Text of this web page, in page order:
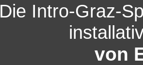
Die Intro-Graz-
von